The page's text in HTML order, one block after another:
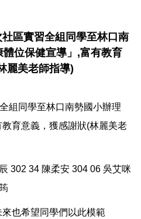
區實習全組同學至林口南
位保健宣導」,富有教育
麗美老師指導)
組同學至林口南勢國小辦理
教育意義，獲感謝狀(林麗美老
302 34 陳柔安 304 06 吳艾咪
也希望同學們以此模範